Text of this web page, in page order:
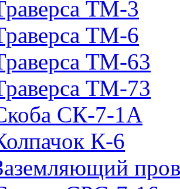
ТМ-3
ТМ-6
ТМ-63
ТМ-73
СК-7-1А
К-6